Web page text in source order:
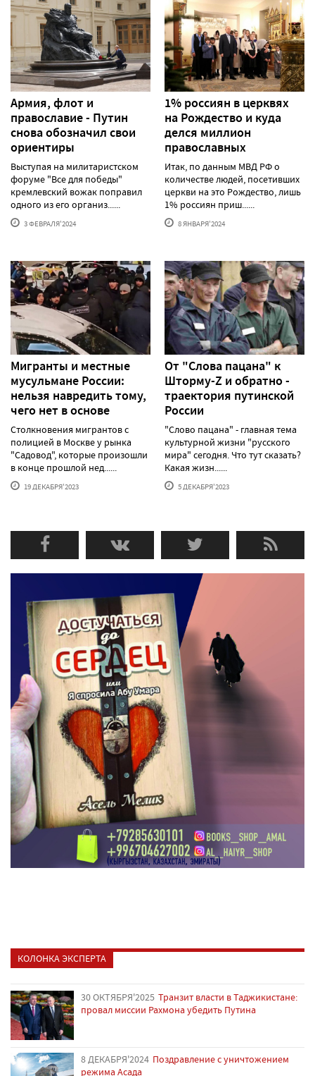
Армия, флот и
православие - Путин
снова обозначил свои
ориентиры
Выступая на милитаристском
форуме "Все для победы"
кремлевский вожак поправил
одного из его организ......
3 ФЕВРАЛЯ'2024
1% россиян в церквях
на Рождество и куда
делся миллион
православных
Итак, по данным МВД РФ о
количестве людей, посетивших
церкви на это Рождество, лишь
1% россиян приш......
8 ЯНВАРЯ'2024
Мигранты и местные
мусульмане России:
нельзя навредить тому,
чего нет в основе
Столкновения мигрантов с
полицией в Москве у рынка
"Садовод", которые произошли
в конце прошлой нед......
19 ДЕКАБРЯ'2023
От "Слова пацана" к
Шторму-Z и обратно -
траектория путинской
России
"Слово пацана" - главная тема
культурной жизни "русского
мира" сегодня. Что тут сказать?
Какая жизн......
5 ДЕКАБРЯ'2023
КОЛОНКА ЭКСПЕРТА
30 ОКТЯБРЯ'2025 Транзит власти в Таджикистане:
провал миссии Рахмона убедить Путина
8 ДЕКАБРЯ'2024 Поздравление с уничтожением
режима Асада